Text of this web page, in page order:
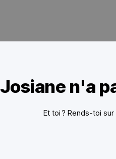
Josiane n'a
Et toi ? Rends-toi